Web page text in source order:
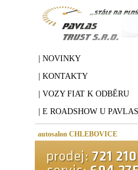
| NOVINKY
| KONTAKTY
| VOZY FIAT K ODBĚRU
| E ROADSHOW U
autosalon CHLEBOVICE